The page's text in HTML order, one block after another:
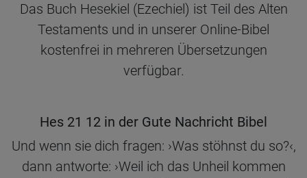
Das Buch Hesekiel (Ezechiel) ist Teil des Alten
Testaments und in unserer Online-Bibel
kostenfrei in mehreren Übersetzungen
verfügbar.
Hes 21 12 in der Gute Nachricht Bibel
Und wenn sie dich fragen: ›Was stöhnst du so?‹,
dann antworte: ›Weil ich das Unheil kommen